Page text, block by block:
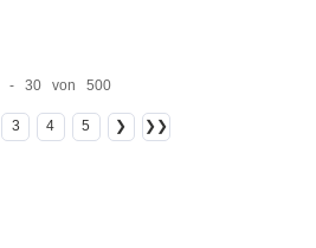
- 30 von 500
3 4 5 ❯ ❯❯